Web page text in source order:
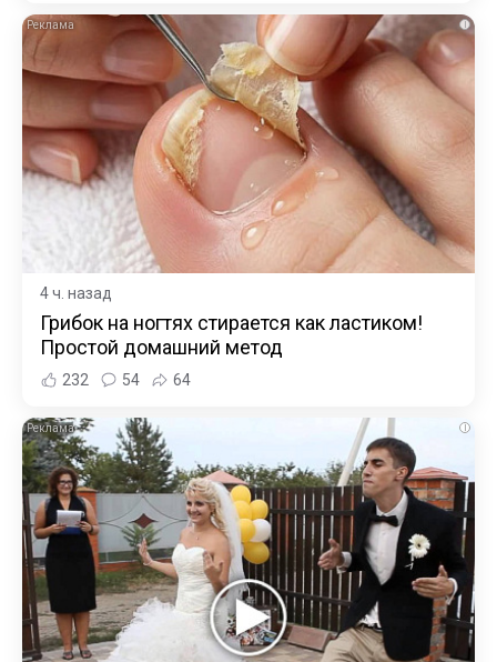
i
4 ч. назад
Грибок на ногтях стирается как ластиком!
Простой домашний метод
232 54 64
i